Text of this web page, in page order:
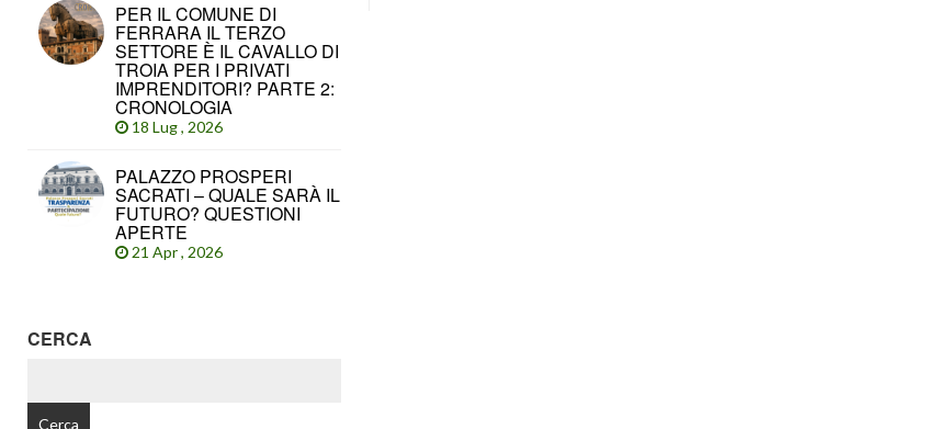
PER IL COMUNE DI
FERRARA IL TERZO
SETTORE È IL CAVALLO DI
TROIA PER I PRIVATI
IMPRENDITORI? PARTE 2:
CRONOLOGIA
18 Lug , 2026
PALAZZO PROSPERI
SACRATI – QUALE SARÀ IL
FUTURO? QUESTIONI
APERTE
21 Apr , 2026
CERCA